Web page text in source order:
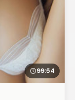
99:54